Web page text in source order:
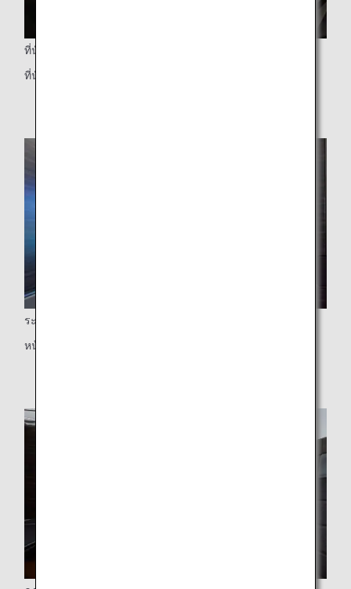
ที่นั่งแยกส่วนตัว
ที่นั่งแยกส่วนตัวพร้อมประตูกั้น
ระบบความบันเทิงส่วนตัว
หน้าจอ LCD กว้างขนาด 32 นิ้ว